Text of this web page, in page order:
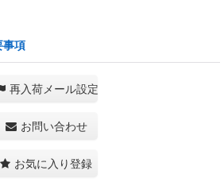
事項
再入荷メール設定
お問い合わせ
お気に入り登録